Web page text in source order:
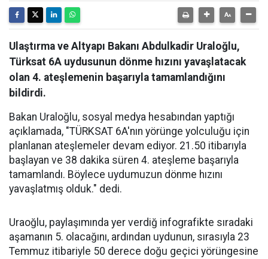
Ulaştırma ve Altyapı Bakanı Abdulkadir Uraloğlu,
Türksat 6A uydusunun dönme hızını yavaşlatacak
olan 4. ateşlemenin başarıyla tamamlandığını
bildirdi.
Bakan Uraloğlu, sosyal medya hesabından yaptığı
açıklamada, "TÜRKSAT 6A'nın yörünge yolculuğu için
planlanan ateşlemeler devam ediyor. 21.50 itibarıyla
başlayan ve 38 dakika süren 4. ateşleme başarıyla
tamamlandı. Böylece uydumuzun dönme hızını
yavaşlatmış olduk." dedi.
Uraoğlu, paylaşımında yer verdiğ infografikte sıradaki
aşamanın 5. olacağını, ardından uydunun, sırasıyla 23
Temmuz itibariyle 50 derece doğu geçici yörüngesine